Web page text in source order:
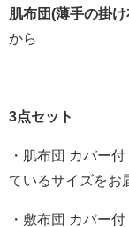
肌布団(薄手の掛
から
3点セット
・肌布団 カバー
ているサイズをお
・敷布団 カバー